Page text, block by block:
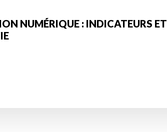
NUMÉRIQUE : INDICATEURS ET